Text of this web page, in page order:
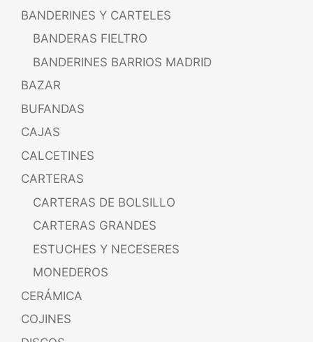
BANDERINES Y CARTELES
BANDERAS FIELTRO
BANDERINES BARRIOS MADRID
BAZAR
BUFANDAS
CAJAS
CALCETINES
CARTERAS
CARTERAS DE BOLSILLO
CARTERAS GRANDES
ESTUCHES Y NECESERES
MONEDEROS
CERÁMICA
COJINES